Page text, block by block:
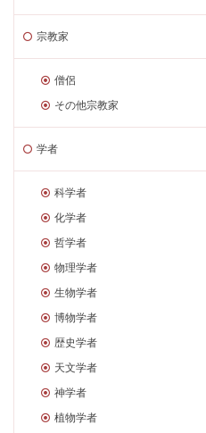
宗教家
僧侶
その他宗教家
学者
科学者
化学者
哲学者
物理学者
生物学者
博物学者
歴史学者
天文学者
神学者
植物学者